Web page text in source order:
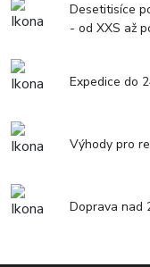
Desetitisíce
- od XXS až
Expedice do
Výhody pro
Doprava nad